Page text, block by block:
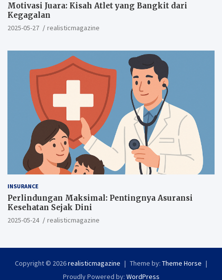
Motivasi Juara: Kisah Atlet yang Bangkit dari
Kegagalan
2025-05-27 realisticmagazine
INSURANCE
Perlindungan Maksimal: Pentingnya Asuransi
Kesehatan Sejak Dini
2025-05-24 realisticmagazine
Copyright © 2026realisticmagazine Theme by: Theme Horse
Proudly Powered by: WordPress